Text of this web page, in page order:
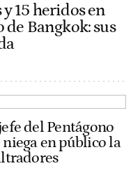
15 heridos en
Bangkok: sus
del Pentágono
en público la